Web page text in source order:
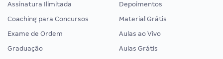
Assinatura Ilimitada
Coaching para Concursos
Exame de Ordem
Graduação
Depoimentos
Material Grátis
Aulas ao Vivo
Aulas Grátis